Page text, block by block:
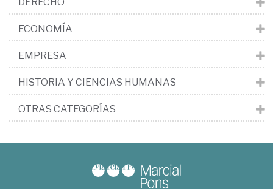
ECONOMÍA
EMPRESA
HISTORIA Y CIENCIAS HUMANAS
OTRAS CATEGORÍAS